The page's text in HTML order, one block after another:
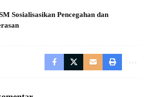
Sosialisasikan Pencegahan dan